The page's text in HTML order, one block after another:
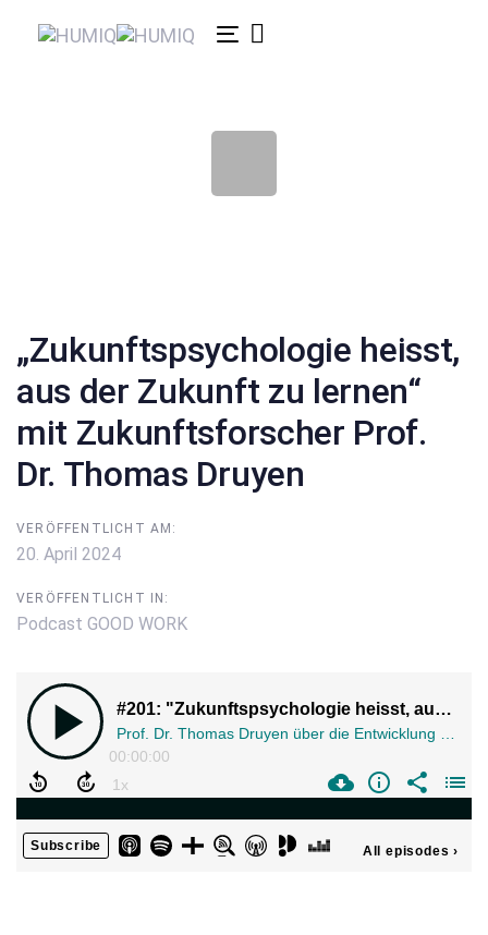
überspringen
primären
Toggle
„Zukunftspsychologie heisst,
aus der Zukunft zu lernen“
mit Zukunftsforscher Prof.
Dr. Thomas Druyen
VERÖFFENTLICHT AM:
20. April 2024
VERÖFFENTLICHT IN:
Podcast GOOD WORK